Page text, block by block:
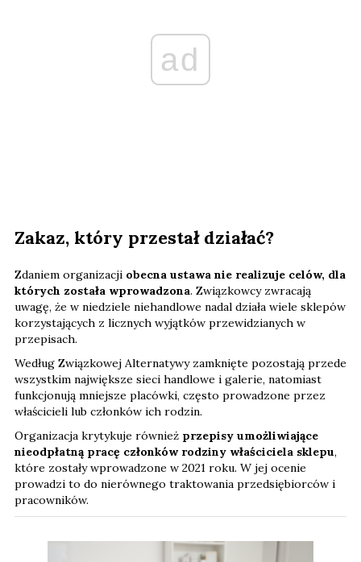
ad
Zakaz, który przestał działać?
Zdaniem organizacji obecna ustawa nie realizuje celów, dla
których została wprowadzona. Związkowcy zwracają
uwagę, że w niedziele niehandlowe nadal działa wiele sklepów
korzystających z licznych wyjątków przewidzianych w
przepisach.
Według Związkowej Alternatywy zamknięte pozostają przede
wszystkim największe sieci handlowe i galerie, natomiast
funkcjonują mniejsze placówki, często prowadzone przez
właścicieli lub członków ich rodzin.
Organizacja krytykuje również przepisy umożliwiające
nieodpłatną pracę członków rodziny właściciela sklepu,
które zostały wprowadzone w 2021 roku. W jej ocenie
prowadzi to do nierównego traktowania przedsiębiorców i
pracowników.